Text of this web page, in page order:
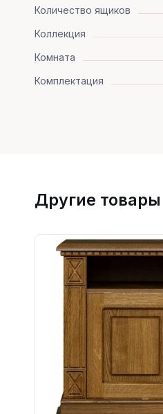
Количество ящиков
Коллекция
Комната
Комплектация
Другие